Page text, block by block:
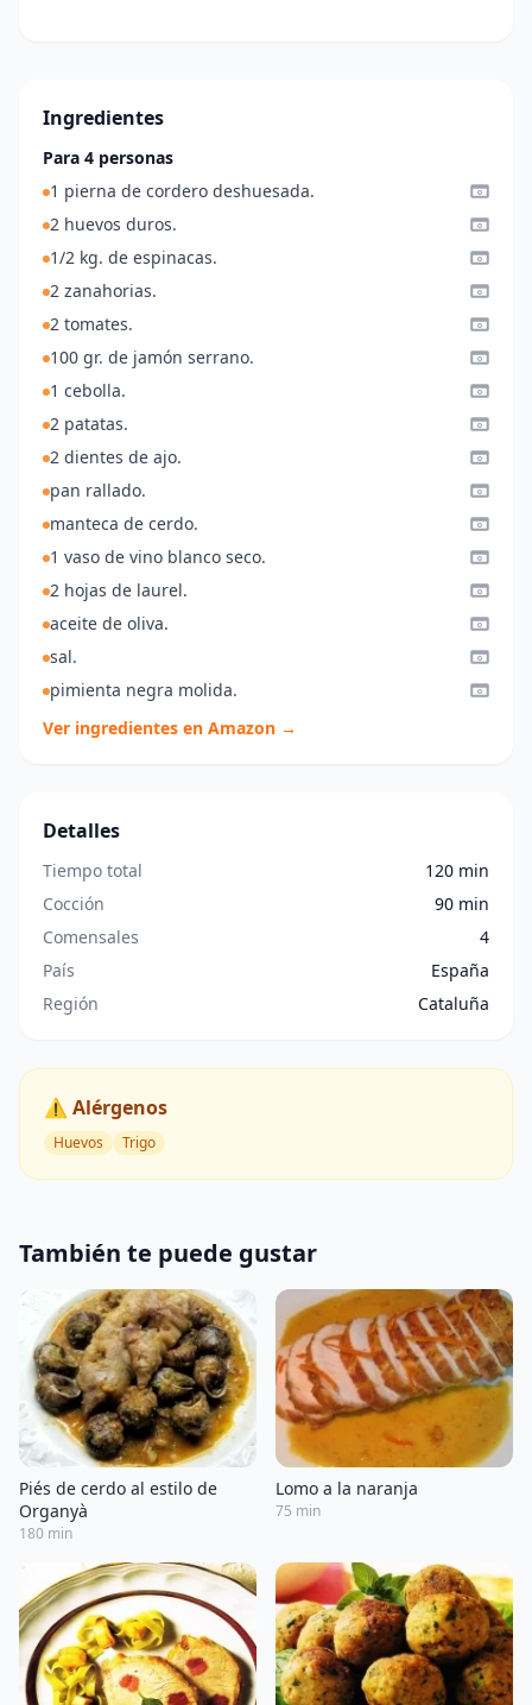
Ingredientes
Para 4 personas
1 pierna de cordero deshuesada.
2 huevos duros.
1/2 kg. de espinacas.
2 zanahorias.
2 tomates.
100 gr. de jamón serrano.
1 cebolla.
2 patatas.
2 dientes de ajo.
pan rallado.
manteca de cerdo.
1 vaso de vino blanco seco.
2 hojas de laurel.
aceite de oliva.
sal.
pimienta negra molida.
Ver ingredientes en Amazon →
Detalles
Tiempo total
120 min
Cocción
90 min
Comensales
4
País
España
Región
Cataluña
⚠️ Alérgenos
Huevos Trigo
También te puede gustar
Piés de cerdo al estilo de
Organyà
180 min
Lomo a la naranja
75 min